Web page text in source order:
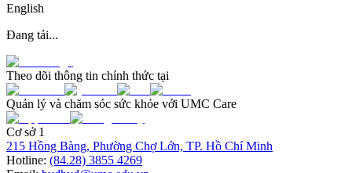
English
Đang tải...
Theo dõi thông tin chính thức tại
Quản lý và chăm sóc sức khỏe với UMC Care
Cơ sở 1
215 Hồng Bàng, Phường Chợ Lớn, TP. Hồ Chí Minh
Hotline: (84.28) 3855 4269